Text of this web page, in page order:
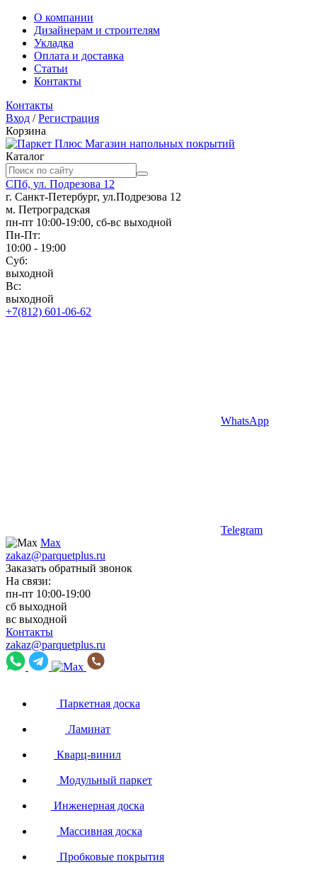
О компании
Дизайнерам и строителям
Укладка
Оплата и доставка
Статьи
Контакты
Контакты
Вход /Регистрация
Корзина
Магазин напольных покрытий
Каталог
СПб, ул. Подрезова 12
г. Санкт-Петербург, ул.Подрезова 12
м. Петроградская
пн-пт 10:00-19:00, сб-вс выходной
Пн-Пт:
10:00 - 19:00
Суб:
выходной
Вс:
выходной
+7(812) 601-06-62
WhatsApp
Telegram
Max
zakaz@parquetplus.ru
Заказать обратный звонок
На связи:
пн-пт 10:00-19:00
сб выходной
вс выходной
Контакты
zakaz@parquetplus.ru
Паркетная доска
Ламинат
Кварц-винил
Модульный паркет
Инженерная доска
Массивная доска
Пробковые покрытия